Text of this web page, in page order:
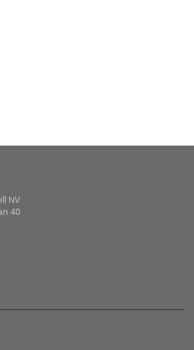
NV
40